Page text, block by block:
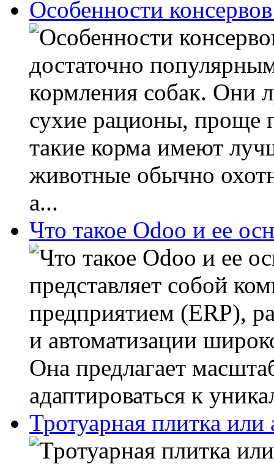
Особенности
достаточно
кормления собак. Они
сухие рационы, проще
такие корма имеют
животные обычно
а...
Что такое Odoo и ее
представляет собой
предприятием (ERP),
и автоматизации
Она предлагает
адаптироваться к
Тротуарная плитка